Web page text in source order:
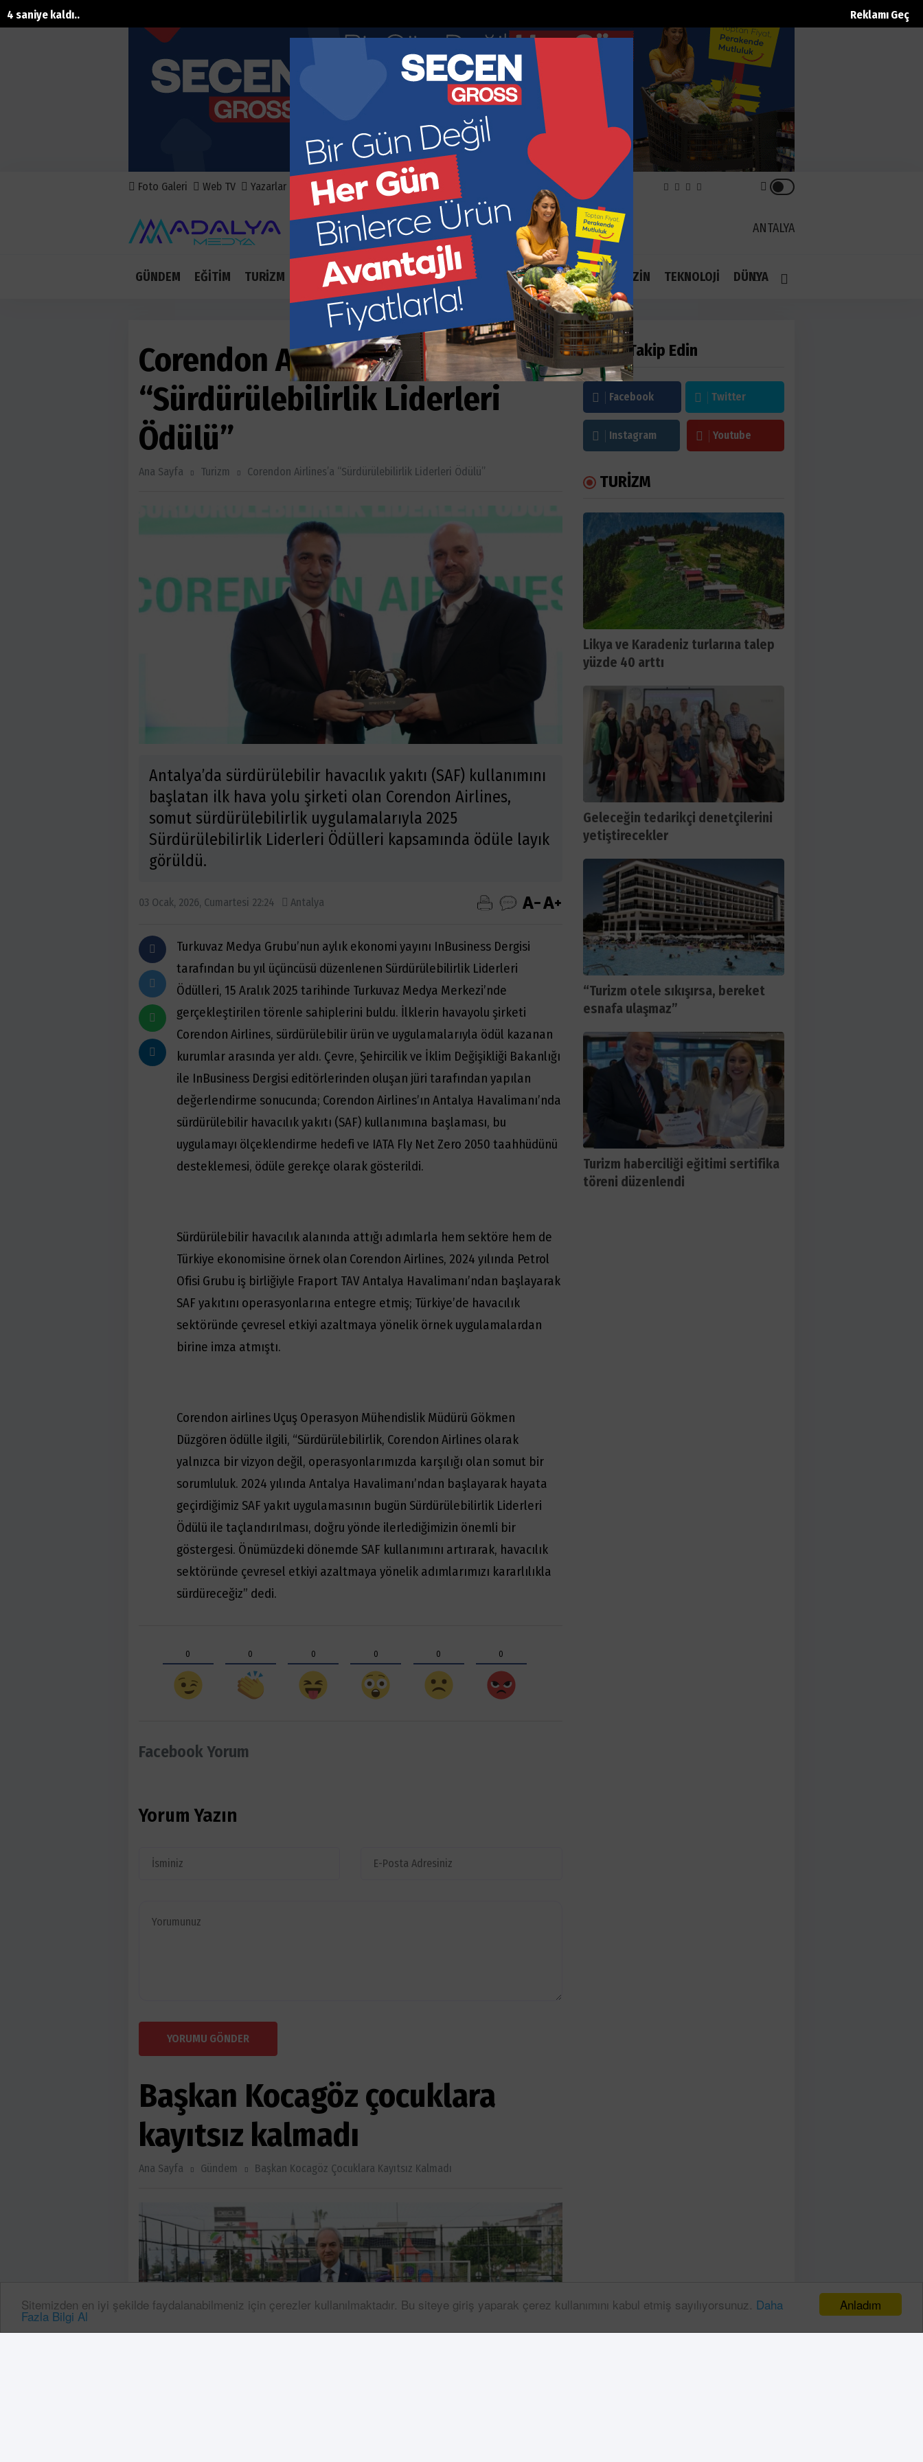
Anladım
Sitemizden en iyi şekilde faydalanabilmeniz için çerezler kullanılmaktadır. Bu siteye giriş yaparak çerez kullanımını kabul etmiş sayılıyorsunuz. Daha
Fazla Bilgi Al
Reklamı Geç
3 saniye kaldı..
Foto Galeri Web TV Yazarlar Anketler Nöbetçi Eczaneler
DOLAR
44.895
EURO
52.8913
GR ALTIN
6966.2
ÇEYREK
4491.1
ANTALYA
GÜNDEM EĞİTİM TURİZM EKONOMİ KÜLTÜR SANAT SAĞLIK SPOR SİYASET MAGAZİN TEKNOLOJİ DÜNYA
Corendon Airlines’a
“Sürdürülebilirlik Liderleri
Ödülü”
Ana Sayfa Turizm Corendon Airlines’a “Sürdürülebilirlik Liderleri Ödülü”
Antalya’da sürdürülebilir havacılık yakıtı (SAF) kullanımını
başlatan ilk hava yolu şirketi olan Corendon Airlines,
somut sürdürülebilirlik uygulamalarıyla 2025
Sürdürülebilirlik Liderleri Ödülleri kapsamında ödüle layık
görüldü.
03 Ocak, 2026, Cumartesi 22:24 Antalya
Turkuvaz Medya Grubu’nun aylık ekonomi yayını InBusiness Dergisi
tarafından bu yıl üçüncüsü düzenlenen Sürdürülebilirlik Liderleri
Ödülleri, 15 Aralık 2025 tarihinde Turkuvaz Medya Merkezi’nde
gerçekleştirilen törenle sahiplerini buldu. İlklerin havayolu şirketi
Corendon Airlines, sürdürülebilir ürün ve uygulamalarıyla ödül kazanan
kurumlar arasında yer aldı. Çevre, Şehircilik ve İklim Değişikliği Bakanlığı
ile InBusiness Dergisi editörlerinden oluşan jüri tarafından yapılan
değerlendirme sonucunda; Corendon Airlines’ın Antalya Havalimanı’nda
sürdürülebilir havacılık yakıtı (SAF) kullanımına başlaması, bu
uygulamayı ölçeklendirme hedefi ve IATA Fly Net Zero 2050 taahhüdünü
desteklemesi, ödüle gerekçe olarak gösterildi.
Sürdürülebilir havacılık alanında attığı adımlarla hem sektöre hem de
Türkiye ekonomisine örnek olan Corendon Airlines, 2024 yılında Petrol
Ofisi Grubu iş birliğiyle Fraport TAV Antalya Havalimanı’ndan başlayarak
SAF yakıtını operasyonlarına entegre etmiş; Türkiye’de havacılık
sektöründe çevresel etkiyi azaltmaya yönelik örnek uygulamalardan
birine imza atmıştı.
Corendon airlines Uçuş Operasyon Mühendislik Müdürü Gökmen
Düzgören ödülle ilgili, “Sürdürülebilirlik, Corendon Airlines olarak
yalnızca bir vizyon değil, operasyonlarımızda karşılığı olan somut bir
sorumluluk. 2024 yılında Antalya Havalimanı’ndan başlayarak hayata
geçirdiğimiz SAF yakıt uygulamasının bugün Sürdürülebilirlik Liderleri
Ödülü ile taçlandırılması, doğru yönde ilerlediğimizin önemli bir
göstergesi. Önümüzdeki dönemde SAF kullanımını artırarak, havacılık
sektöründe çevresel etkiyi azaltmaya yönelik adımlarımızı kararlılıkla
sürdüreceğiz” dedi.
0 0 0 0 0 0
Facebook Yorum
Yorum Yazın
YORUMU GÖNDER
Başkan Kocagöz çocuklara
kayıtsız kalmadı
Ana Sayfa Gündem Başkan Kocagöz Çocuklara Kayıtsız Kalmadı
Bizi Takip Edin
Facebook Twitter
Instagram Youtube
TURİZM
Likya ve Karadeniz turlarına talep
yüzde 40 arttı
Geleceğin tedarikçi denetçilerini
yetiştirecekler
“Turizm otele sıkışırsa, bereket
esnafa ulaşmaz”
Turizm haberciliği eğitimi sertifika
töreni düzenlendi